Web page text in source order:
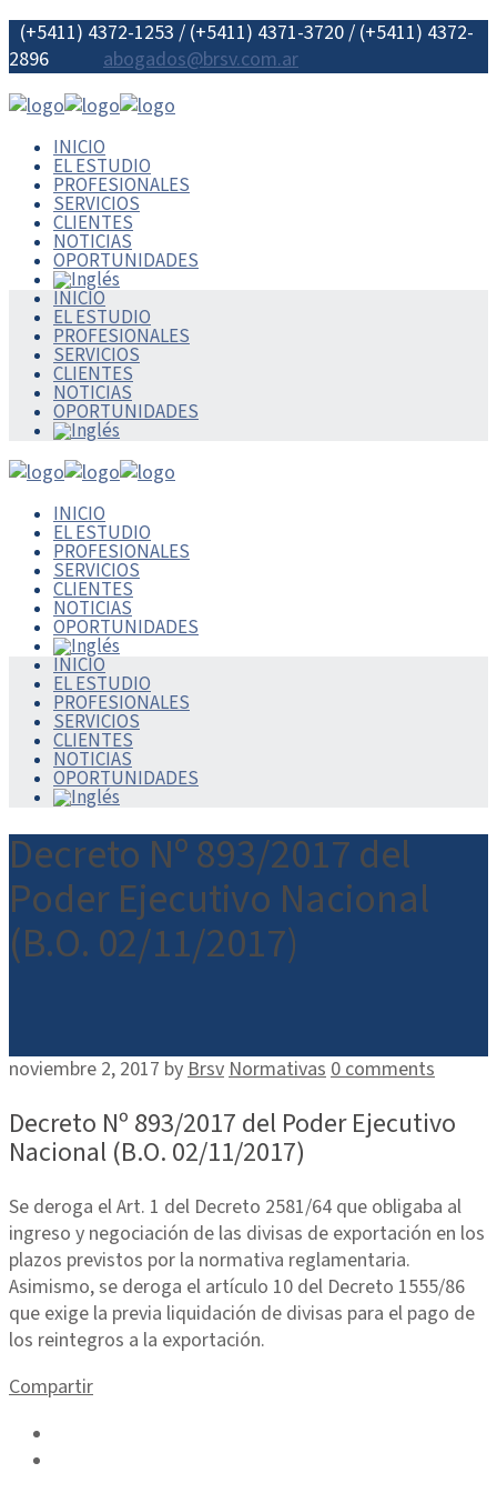
(+5411) 4372-1253 / (+5411) 4371-3720 / (+5411) 4372-
2896
abogados@brsv.com.ar
INICIO
EL ESTUDIO
PROFESIONALES
SERVICIOS
CLIENTES
NOTICIAS
OPORTUNIDADES
INICIO
EL ESTUDIO
PROFESIONALES
SERVICIOS
CLIENTES
NOTICIAS
OPORTUNIDADES
INICIO
EL ESTUDIO
PROFESIONALES
SERVICIOS
CLIENTES
NOTICIAS
OPORTUNIDADES
INICIO
EL ESTUDIO
PROFESIONALES
SERVICIOS
CLIENTES
NOTICIAS
OPORTUNIDADES
Decreto Nº 893/2017 del
Poder Ejecutivo Nacional
(B.O. 02/11/2017)
noviembre 2, 2017 by Brsv Normativas 0 comments
Decreto Nº 893/2017 del Poder Ejecutivo
Nacional (B.O. 02/11/2017)
Se deroga el Art. 1 del Decreto 2581/64 que obligaba al
ingreso y negociación de las divisas de exportación en los
plazos previstos por la normativa reglamentaria.
Asimismo, se deroga el artículo 10 del Decreto 1555/86
que exige la previa liquidación de divisas para el pago de
los reintegros a la exportación.
Compartir